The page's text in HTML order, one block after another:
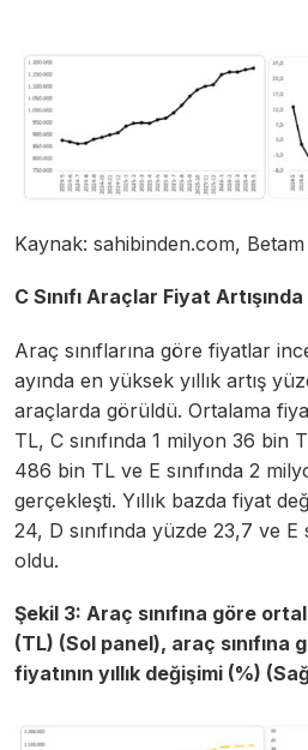
Kaynak: sahibinden.com, Betam
C Sınıfı Araçlar Fiyat
Araç sınıflarına göre fiyatlar
ayında en yüksek yıllık artış
araçlarda görüldü. Ortalama
TL, C sınıfında 1 milyon 36 bin
486 bin TL ve E sınıfında 2
gerçekleşti. Yıllık bazda fiyat
24, D sınıfında yüzde 23,7 ve E
oldu.
Şekil 3: Araç sınıfına göre
(TL) (Sol panel), araç
fiyatının yıllık değişimi (%)